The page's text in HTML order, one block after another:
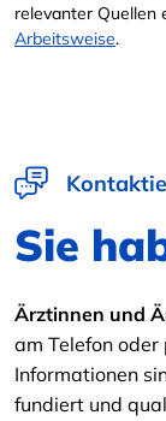
relevanter Quellen
Arbeitsweise.
Sie
Ärztinnen und
am Telefon oder
Informationen
fundiert und